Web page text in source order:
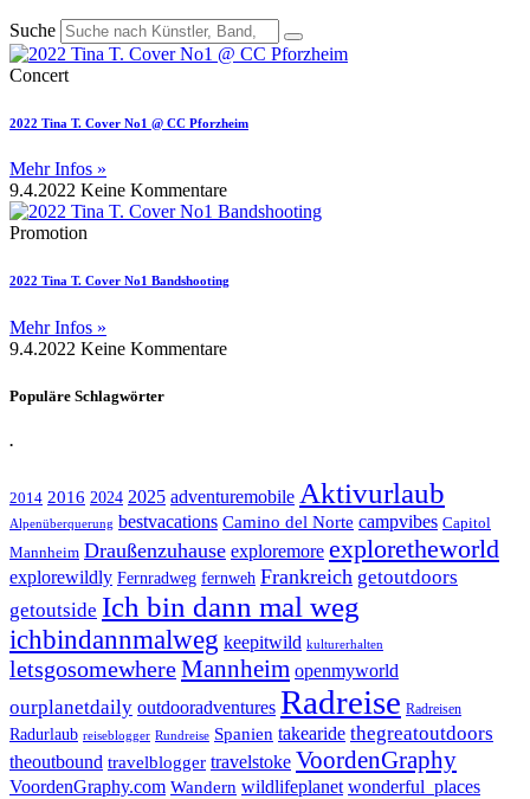
Suche
Concert
2022 Tina T. Cover No1 @ CC Pforzheim
Mehr Infos »
9.4.2022 Keine Kommentare
Promotion
2022 Tina T. Cover No1 Bandshooting
Mehr Infos »
9.4.2022 Keine Kommentare
Populäre Schlagwörter
.
2014 2016 2024 2025 adventuremobile Aktivurlaub
Alpenüberquerung bestvacations Camino del Norte campvibes Capitol
Mannheim Draußenzuhause exploremore exploretheworld
explorewildly Fernradweg fernweh Frankreich getoutdoors
getoutside Ich bin dann mal weg
ichbindannmalweg keepitwild kulturerhalten
letsgosomewhereMannheim openmyworld
ourplanetdaily outdooradventures Radreise Radreisen
Radurlaub reiseblogger Rundreise Spanien takearide thegreatoutdoors
theoutbound travelblogger travelstoke VoordenGraphy
VoordenGraphy.com Wandern wildlifeplanet wonderful_places